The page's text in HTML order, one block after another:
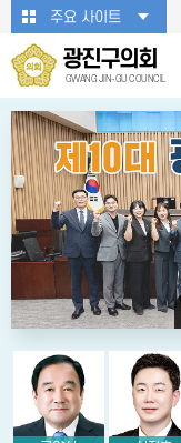
본문바로가기주요 사이트
광진구의회
GWANG JIN-GU COUNCIL